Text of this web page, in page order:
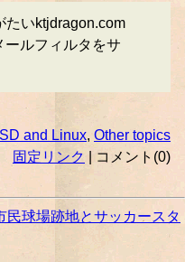
たいktjdragon.com
ールフィルタをサ
and Linux, Other topics
固定リンク
| コメント(0)
民球場跡地とサッカースタ